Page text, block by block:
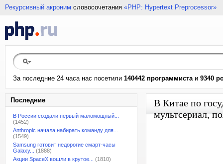
Рекурсивный акроним словосочетания «PHP: Hypertext Preprocessor»
За последние 24 часа нас посетили 140442 программистаи 9340
Последние
В России создали первый маломощный...
(1452)
Anthropic начала набирать команду для...
(1549)
Samsung готовит недорогие смарт-часы
Galaxy...
(1888)
Акции SpaceX вошли в крутое...
(1810)
В Китае по
мультсериал,